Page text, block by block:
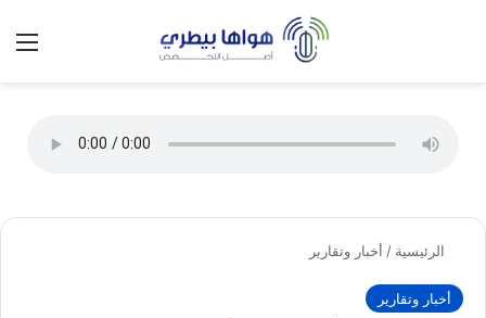
الوضع
الرئيسية / أخبار وتقارير
أخبار وتقارير